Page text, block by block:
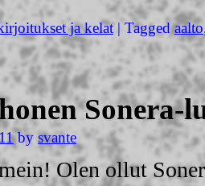
ja kelat | Tagged aalto
Sonera-
by svante
Olen ollut